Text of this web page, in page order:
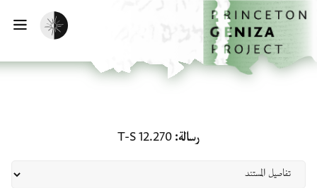
إلى المحتوى الرئيسي
الرئيسية
تفعيل الوضع المظلم
رسالة T-S 12.270